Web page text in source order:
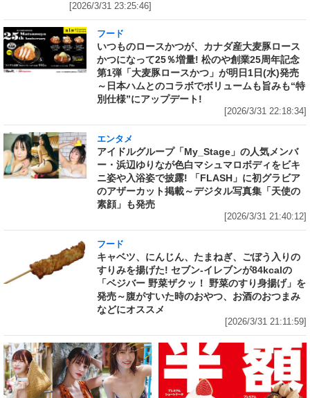
[2026/3/31 23:25:46]
フード
いつものロースかつが、カナダ産大麦豚ロース
かつになって25％増量! 松のや創業25周年記念
第1弾「大麦豚ロースかつ」が明日1日(水)発売
～日本ハムとのコラボでボリュームも旨みも“特
別仕様”にアップデート!
[2026/3/31 22:18:34]
エンタメ
アイドルグループ「My_Stage」の人気メンバ
ー・浜辺ゆりなが色白マシュマロボディをビキ
ニ姿や入浴姿で披露! 「FLASH」に初グラビア
のアザーカット掲載～デジタル写真集「天使の
素顔」も発売
[2026/3/31 21:40:12]
フード
キャベツ、にんじん、たまねぎ、ごぼう入りの
すりみを揚げた! セブン‐イレブンが84kcalの
「ベジバー 野菜ザクッ！ 野菜のすり身揚げ」を
発売～腹がすいた時のおやつ、お酒のおつまみ
などにオススメ
[2026/3/31 21:11:59]